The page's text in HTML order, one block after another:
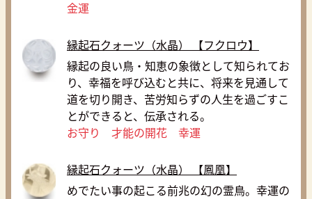
金運
縁起石クォーツ（水晶） 【フクロウ】
縁起の良い鳥・知恵の象徴として知られてお
り、幸福を呼び込むと共に、将来を見通して
道を切り開き、苦労知らずの人生を過ごすこ
とができると、伝承される。
お守り 才能の開花 幸運
縁起石クォーツ（水晶） 【鳳凰】
めでたい事の起こる前兆の幻の霊鳥。幸運の